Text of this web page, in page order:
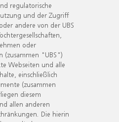
regulatorische
und der Zugriff
andere von der UBS
oder
(zusammen "UBS")
Webseiten und alle
einschließlich
(zusammen
diesem
allen anderen
Die hierin